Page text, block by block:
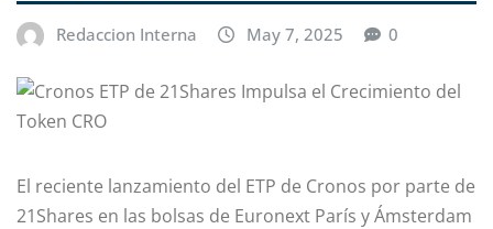
Redaccion Interna May 7, 2025 0
El reciente lanzamiento del ETP de Cronos por parte de
21Shares en las bolsas de Euronext París y Ámsterdam